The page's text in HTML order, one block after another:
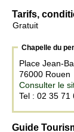
Tarifs,
Gratuit
Chapelle du
Place Jean-
76000 Rouen
Consulter le
Tel : 02 35 71
Guide